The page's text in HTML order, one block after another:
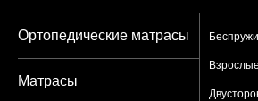
Ортопедические матрасы
Взрослые
Матрасы